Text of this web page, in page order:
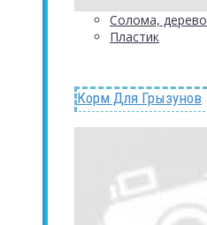
Солома, дерево
Пластик
Корм Для Грызунов